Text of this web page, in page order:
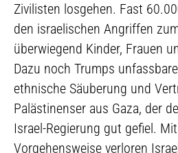
Zivilisten losgehen. Fast
den israelischen Angriffen
überwiegend Kinder, Frauen
Dazu noch Trumps
ethnische Säuberung und
Palästinenser aus Gaza, der
Israel-Regierung gut gefiel.
Vorgehensweise verloren